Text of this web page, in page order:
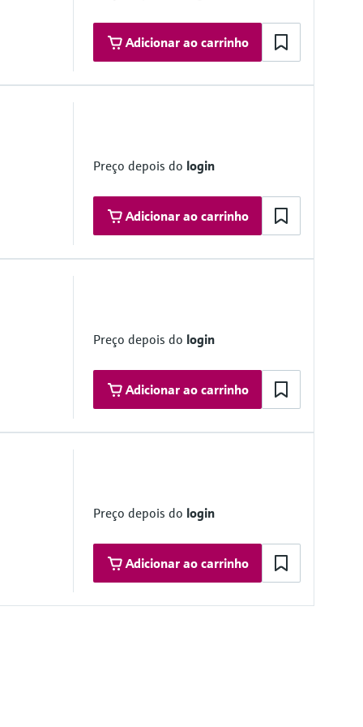
Adicionar ao carrinho
Preço depois do login
Adicionar ao carrinho
Preço depois do login
Adicionar ao carrinho
monitor and Leak monitor for filter control downstream of dust
Preço depois do login
Adicionar ao carrinho
cleaning systems – MEPC.340(77)